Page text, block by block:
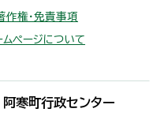
作権・免責事項
ムページについて
阿寒町行政センター